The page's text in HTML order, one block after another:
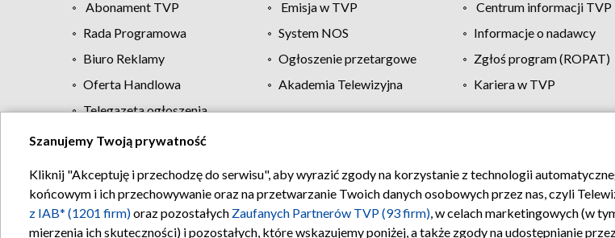
Abonament TVP Emisja w TVP Centrum informacji TVP
Rada Programowa
System NOS Informacje o nadawcy
Biuro Reklamy
Ogłoszenie przetargowe Zgłoś program (ROPAT)
Oferta Handlowa
Akademia Telewizyjna Kariera w TVP
Telegazeta ogłoszenia
Regulamin TVP Polityka prywatności Moje zgody
Szanujemy Twoją prywatność
Kliknij "Akceptuję i przechodzę do serwisu", aby wyrazić zgody na korzystanie z technologii
końcowym i ich przechowywanie oraz na przetwarzanie Twoich danych osobowych przez nas, czyli
z IAB* (1201 firm)oraz pozostałych Zaufanych Partnerów TVP (93 firm), w celach marketingowych (w
mierzenia ich skuteczności) i pozostałych, które wskazujemy poniżej, a także zgody na udostępnianie